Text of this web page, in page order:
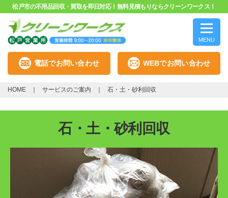
松戸市の不用品回収・買取を即日対応！無料見積もりならクリーンワークス！
MENU
電話でお問い合わせ WEBでお問い合わせ
HOME サービスのご案内 石・土・砂利回収
石・土・砂利回収